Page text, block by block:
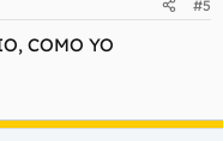
#5
COMO YO